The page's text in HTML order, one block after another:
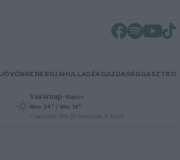
JÖVŐNKENERGIAHULLADÉKGAZDASÁGGASZTRO
Vasárnap–Napos
Max 34° / Min 18°
Csapadék: 0% (0 mm)Szél: 6 km/h